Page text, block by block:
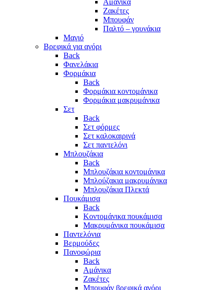
Ζακέτες
Μπουφάν
Παλτό – γουνάκια
Μαγιό
Βρεφικά για αγόρι
Back
Φανελάκια
Φορμάκια
Back
Φορμάκια κοντομάνικα
Φορμάκια μακρυμάνικα
Σετ
Back
Σετ φόρμες
Σετ καλοκαιρινά
Σετ παντελόνι
Μπλουζάκια
Back
Μπλουζάκια κοντομάνικα
Μπλούζακια μακρυμάνικα
Μπλουζάκια Πλεκτά
Πουκάμισα
Back
Κοντομάνικα πουκάμισα
Μακρυμάνικα πουκάμισα
Παντελόνια
Βερμούδες
Πανοφώρια
Back
Αμάνικα
Ζακέτες
Μπουφάν βρεφικά αγόρι